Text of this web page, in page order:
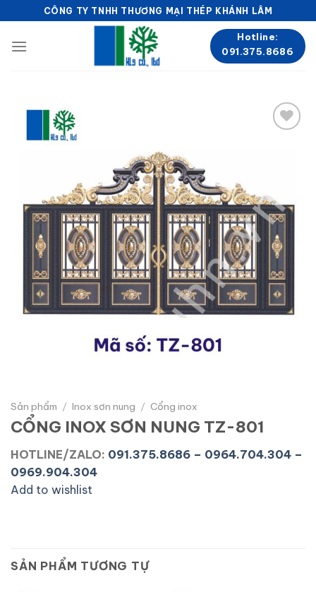
to
content
CÔNG TY TNHH THƯƠNG MẠI THÉP KHÁNH LÂM
Hotline:
091.375.8686
Sản phẩm / Inox sơn nung / Cổng inox
CỔNG INOX SƠN NUNG TZ-801
HOTLINE/ZALO: 091.375.8686 – 0964.704.304 –
0969.904.304
Add to wishlist
SẢN PHẨM TƯƠNG TỰ